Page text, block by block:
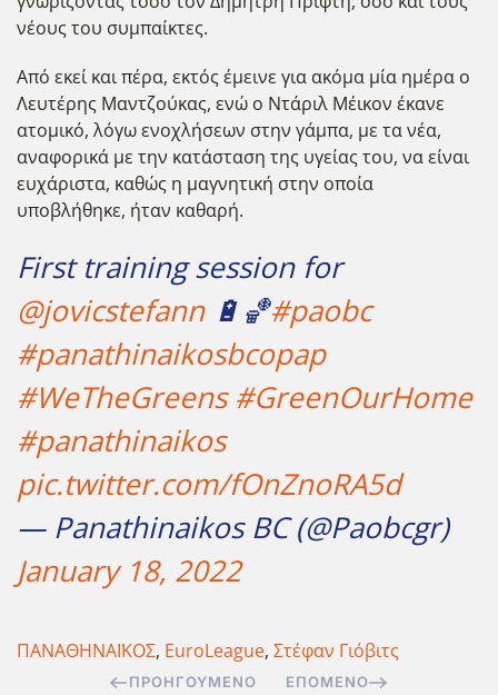
νέους του συμπαίκτες.
Από εκεί και πέρα, εκτός έμεινε για ακόμα μία ημέρα ο
Λευτέρης Μαντζούκας, ενώ ο Ντάριλ Μέικον έκανε
ατομικό, λόγω ενοχλήσεων στην γάμπα, με τα νέα,
αναφορικά με την κατάσταση της υγείας του, να είναι
ευχάριστα, καθώς η μαγνητική στην οποία
υποβλήθηκε, ήταν καθαρή.
First training session for
@jovicstefann🔋🏀#paobc
#panathinaikosbcopap
#WeTheGreens #GreenOurHome
#panathinaikos
pic.twitter.com/fOnZnoRA5d
— Panathinaikos BC (@Paobcgr)
January 18, 2022
ΠΑΝΑΘΗΝΑΪΚΟΣ, EuroLeague, Στέφαν Γιόβιτς
ΠΡΟΗΓΟΎΜΕΝΟ ΕΠΌΜΕΝΟ